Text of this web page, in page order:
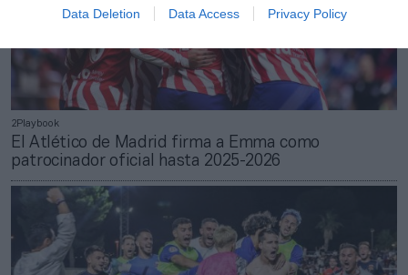
Data Deletion Data Access Privacy Policy
2Playbook
El Atlético de Madrid firma a Emma como
patrocinador oficial hasta 2025-2026